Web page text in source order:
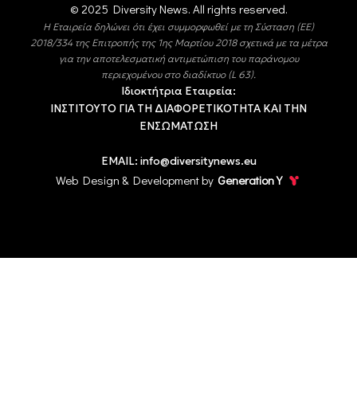
© 2025 Diversity Νews. All rights reserved.
Η Εταιρεία δηλώνει ότι έχει συμμορφωθεί με τη Σύσταση (ΕΕ)
2018/334 της Επιτροπής της 1ης Μαρτίου 2018 σχετικά με τα μέτρα
για την αποτελεσματική αντιμετώπιση του παράνομου
περιεχομένου στο διαδίκτυο (L 63).
Ιδιοκτήτρια Εταιρεία:
ΙΝΣΤΙΤΟΥΤΟ ΓΙΑ ΤΗ ΔΙΑΦΟΡΕΤΙΚΟΤΗΤΑ ΚΑΙ ΤΗΝ
ΕΝΣΩΜΑΤΩΣΗ
EMAIL: info@diversitynews.eu
Web Design & Development by Generation Y